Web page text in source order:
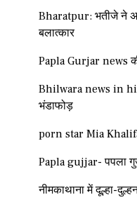
Bharatpur: भतीजे ने
बलात्कार
Papla Gurjar news
Bhilwara news in
भंडाफोड़
porn star Mia
Papla gujjar- पपला
नीमकाथाना में दूल्हा-